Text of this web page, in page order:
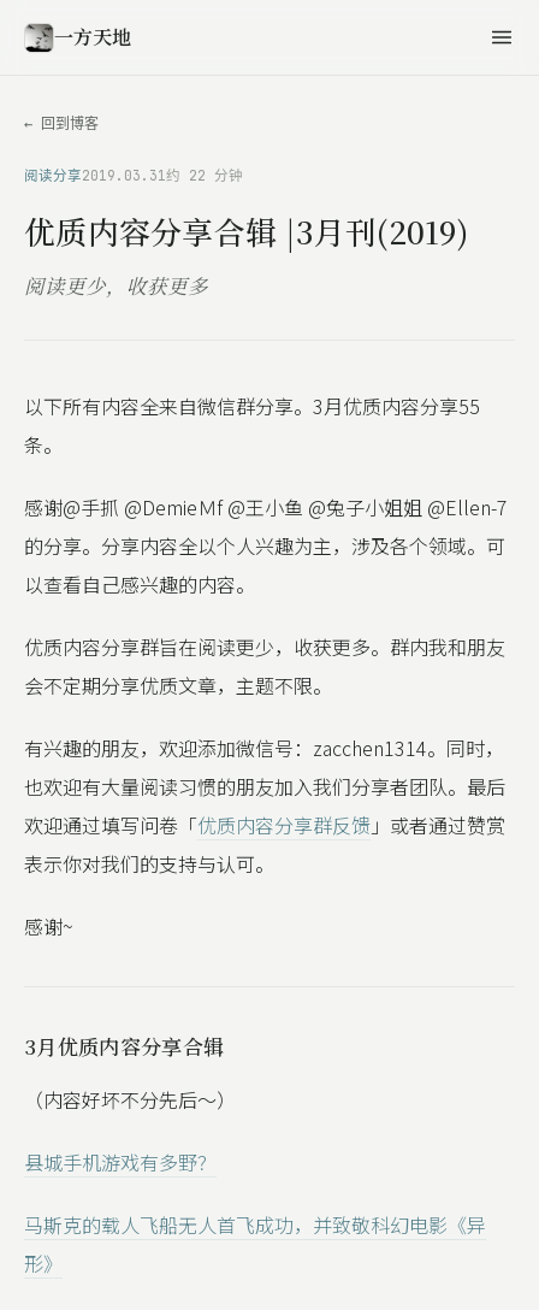
一方天地
← 回到博客
阅读分享2019.03.31约 22 分钟
优质内容分享合辑 |3月刊(2019)
阅读更少，收获更多
以下所有内容全来自微信群分享。3月优质内容分享55
条。
感谢@手抓 @DemieＭf @王小鱼 @兔子小姐姐 @Ellen-7
的分享。分享内容全以个人兴趣为主，涉及各个领域。可
以查看自己感兴趣的内容。
优质内容分享群旨在阅读更少，收获更多。群内我和朋友
会不定期分享优质文章，主题不限。
有兴趣的朋友，欢迎添加微信号：zacchen1314。同时，
也欢迎有大量阅读习惯的朋友加入我们分享者团队。最后
欢迎通过填写问卷「优质内容分享群反馈 」或者通过赞赏
表示你对我们的支持与认可。
感谢~
3月优质内容分享合辑
（内容好坏不分先后～）
县城手机游戏有多野？
马斯克的载人飞船无人首飞成功，并致敬科幻电影《异
形》